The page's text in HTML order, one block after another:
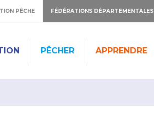
PÊCHE FÉDÉRATIONS DÉPARTEMENTALES
PÊCHER APPRENDRE